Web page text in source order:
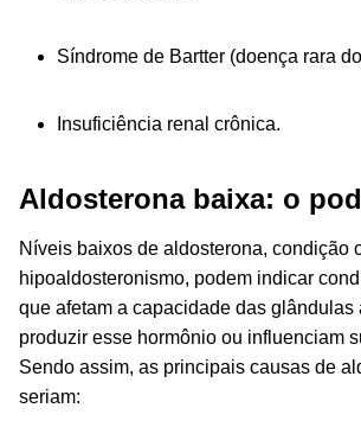
Síndrome de Bartter (doença rara
Insuficiência renal crônica.
Aldosterona baixa: o
Níveis baixos de aldosterona, condição
hipoaldosteronismo, podem indicar
que afetam a capacidade das glândulas
produzir esse hormônio ou influenciam
Sendo assim, as principais causas de
seriam: